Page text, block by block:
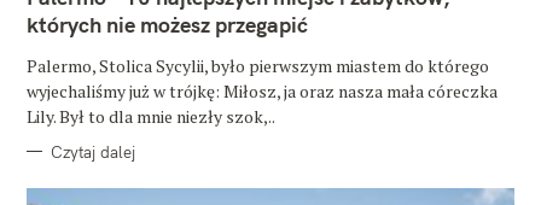
R
których nie możesz przegapić
Palermo, Stolica Sycylii, było pierwszym miastem do którego
wyjechaliśmy już w trójkę: Miłosz, ja oraz nasza mała córeczka
Lily. Był to dla mnie niezły szok,..
Czytaj dalej